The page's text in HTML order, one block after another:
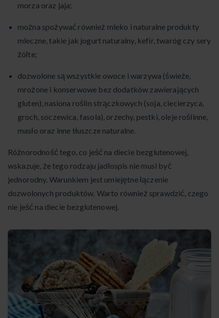
morza oraz jaja;
można spożywać również mleko i naturalne produkty
mleczne, takie jak jogurt naturalny, kefir, twaróg czy sery
żółte;
dozwolone są wszystkie owoce i warzywa (świeże,
mrożone i konserwowe bez dodatków zawierających
gluten), nasiona roślin strączkowych (soja, ciecierzyca,
groch, soczewica, fasola), orzechy, pestki, oleje roślinne,
masło oraz inne tłuszcze naturalne.
Różnorodność tego, co jeść na diecie bezglutenowej,
wskazuje, że tego rodzaju jadłospis nie musi być
jednorodny. Warunkiem jest umiejętne łączenie
dozwolonych produktów. Warto również sprawdzić, czego
nie jeść na diecie bezglutenowej.